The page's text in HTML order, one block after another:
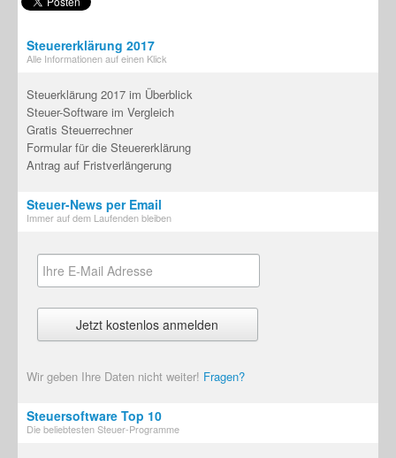
Steuererklärung 2017
Alle Informationen auf einen Klick
Steuerklärung 2017 im Überblick
Steuer-Software im Vergleich
Gratis Steuerrechner
Formular für die Steuererklärung
Antrag auf Fristverlängerung
Steuer-News per Email
Immer auf dem Laufenden bleiben
Wir geben Ihre Daten nicht weiter! Fragen?
Steuersoftware Top 10
Die beliebtesten Steuer-Programme